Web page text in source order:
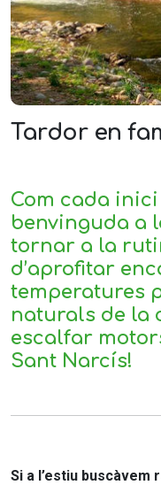
Tardor en
Com cada
benvinguda a
tornar a la
d’aprofitar
temperatures
naturals de la
escalfar
Sant Narcís!
Si a l’estiu